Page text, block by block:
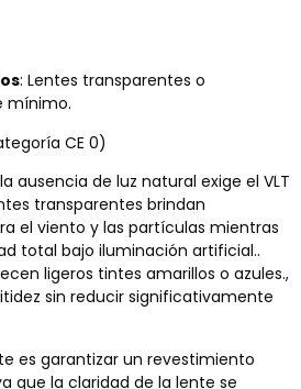
: Lentes transparentes o
mínimo.
CE 0)
ausencia de luz natural exige el VLT
transparentes brindan
el viento y las partículas mientras
total bajo iluminación artificial..
ligeros tintes amarillos o azules.,
sin reducir significativamente
es garantizar un revestimiento
que la claridad de la lente se